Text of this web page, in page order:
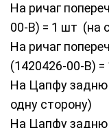
На ричаг
00-B) = 1 шт (на
На ричаг
(1420426-00-B)
На Цапфу задню
одну сторону)
На Цапфу задню